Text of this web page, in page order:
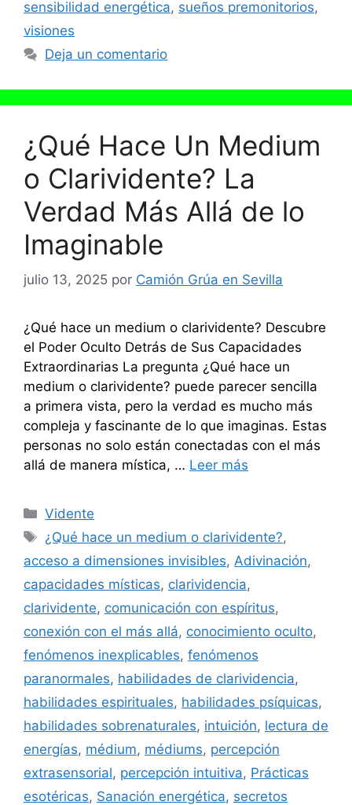
sensibilidad energética, sueños premonitorios,
visiones
Deja un comentario
¿Qué Hace Un Medium
o Clarividente? La
Verdad Más Allá de lo
Imaginable
julio 13, 2025 por Camión Grúa en Sevilla
¿Qué hace un medium o clarividente? Descubre
el Poder Oculto Detrás de Sus Capacidades
Extraordinarias La pregunta ¿Qué hace un
medium o clarividente? puede parecer sencilla
a primera vista, pero la verdad es mucho más
compleja y fascinante de lo que imaginas. Estas
personas no solo están conectadas con el más
allá de manera mística, … Leer más
Categorías
Vidente
Etiquetas
¿Qué hace un medium o clarividente?,
acceso a dimensiones invisibles, Adivinación,
capacidades místicas, clarividencia,
clarividente, comunicación con espíritus,
conexión con el más allá, conocimiento oculto,
fenómenos inexplicables, fenómenos
paranormales, habilidades de clarividencia,
habilidades espirituales, habilidades psíquicas,
habilidades sobrenaturales, intuición, lectura de
energías, médium, médiums, percepción
extrasensorial, percepción intuitiva, Prácticas
esotéricas, Sanación energética, secretos